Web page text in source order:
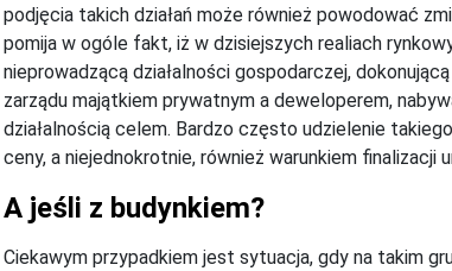
podjęcia takich działań może również powodować
pomija w ogóle fakt, iż w dzisiejszych realiach
nieprowadzącą działalności gospodarczej,
zarządu majątkiem prywatnym a deweloperem,
działalnością celem. Bardzo często udzielenie
ceny, a niejednokrotnie, również warunkiem finalizacji
A jeśli z budynkiem?
Ciekawym przypadkiem jest sytuacja, gdy na takim